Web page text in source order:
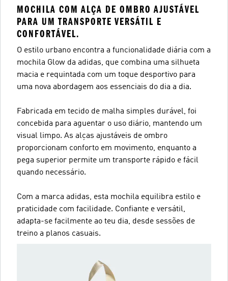
MOCHILA COM ALÇA DE OMBRO AJUSTÁVEL
PARA UM TRANSPORTE VERSÁTIL E
CONFORTÁVEL.
O estilo urbano encontra a funcionalidade diária com a
mochila Glow da adidas, que combina uma silhueta
macia e requintada com um toque desportivo para
uma nova abordagem aos essenciais do dia a dia.
Fabricada em tecido de malha simples durável, foi
concebida para aguentar o uso diário, mantendo um
visual limpo. As alças ajustáveis de ombro
proporcionam conforto em movimento, enquanto a
pega superior permite um transporte rápido e fácil
quando necessário.
Com a marca adidas, esta mochila equilibra estilo e
praticidade com facilidade. Confiante e versátil,
adapta-se facilmente ao teu dia, desde sessões de
treino a planos casuais.